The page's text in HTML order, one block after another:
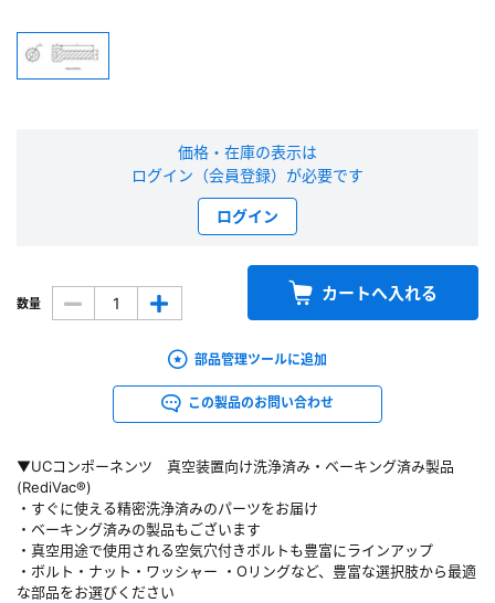
▼UCコンポーネンツ 真空装置向け洗浄済み・ベーキング済み製品
(RediVac®)
・すぐに使える精密洗浄済みのパーツをお届け
・ベーキング済みの製品もございます
・真空用途で使用される空気穴付きボルトも豊富にラインアップ
・ボルト・ナット・ワッシャー ・Oリングなど、豊富な選択肢から最適
な部品をお選びください
価格・在庫の表示は
ログイン（会員登録）が必要です
ログイン
数量 カートへ入れる
部品管理ツールに追加
この製品のお問い合わせ
新規会員登録（無料）
があります。また当社の判断によりお断りする場合があります。
会員の方はこちら
ログイン
※パスワードをお忘れの方は、パスワード再発行ページへ
※メールアドレスを忘れた方は、 お問い合わせページよりお問い合わせくださ